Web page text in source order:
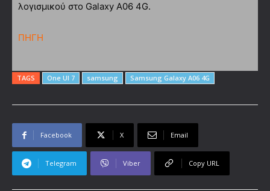
λογισμικού στο Galaxy A06 4G.
ΠΗΓΗ
TAGS One UI 7 samsung Samsung Galaxy A06 4G
Facebook X Email
Telegram Viber Copy URL